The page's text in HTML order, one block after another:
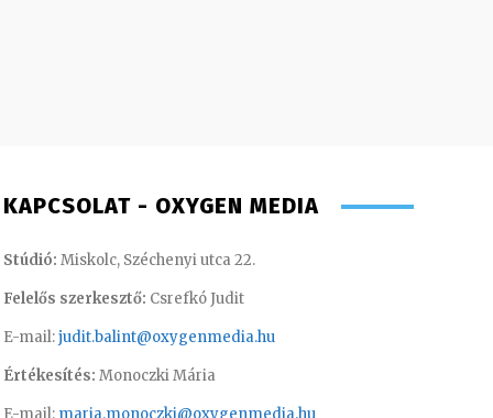
KAPCSOLAT - OXYGEN MEDIA
Stúdió: Miskolc, Széchenyi utca 22.
Felelős szerkesztő: Csrefkó Judit
E-mail:judit.balint@oxygenmedia.hu
Értékesítés: Monoczki Mária